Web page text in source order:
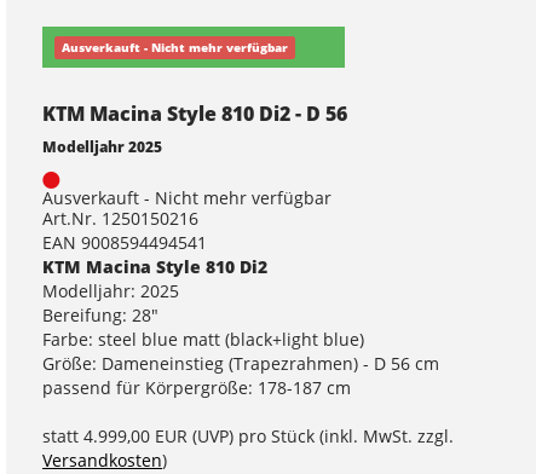
Ausverkauft - Nicht mehr verfügbar
KTM Macina Style 810 Di2 - D 56
Modelljahr 2025
Ausverkauft - Nicht mehr verfügbar
Art.Nr. 1250150216
EAN 9008594494541
KTM Macina Style 810 Di2
Modelljahr: 2025
Bereifung: 28"
Farbe: steel blue matt (black+light blue)
Größe: Dameneinstieg (Trapezrahmen) - D 56 cm
passend für Körpergröße: 178-187 cm
statt 4.999,00 EUR (UVP) pro Stück (inkl. MwSt. zzgl.
Versandkosten)